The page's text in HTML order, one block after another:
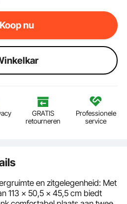
Koop nu
GRATIS
retourneren
Professionele
service
en zitgelegenheid: Met
113 x 50,5 x 45,5 cm biedt